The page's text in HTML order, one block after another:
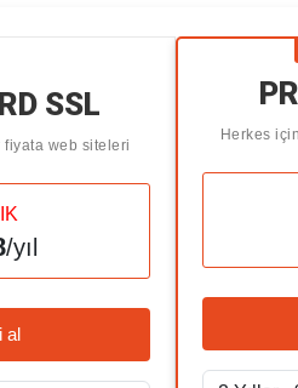
SSL
fiyata web siteleri
/yıl
al
Herkes